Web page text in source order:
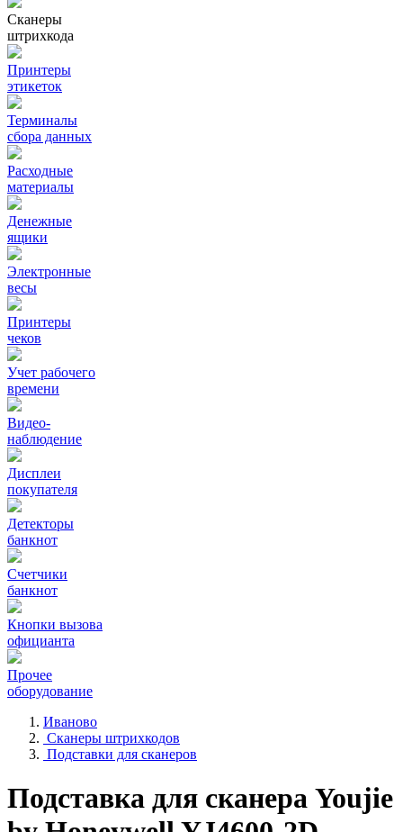
Сканеры
штрихкода
Принтеры
этикеток
Терминалы
сбора данных
Расходные
материалы
Денежные
ящики
Электронные
весы
Принтеры
чеков
Учет рабочего
времени
Видео‑
наблюдение
Дисплеи
покупателя
Детекторы
банкнот
Счетчики
банкнот
Кнопки вызова
официанта
Прочее
оборудование
Иваново
Сканеры штрихкодов
Подставки для сканеров
Подставка для сканера Youjie